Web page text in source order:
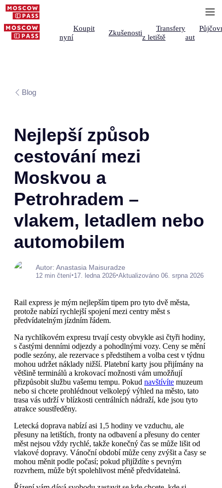
Koupit
nyní
Zkušenosti
Transfery
z letiště
aut
Blog
Nejlepší způsob
cestování mezi
Moskvou a
Petrohradem –
vlakem, letadlem nebo
automobilem
Autor: Anastasia Maisuradze
12 min čtení•17. ledna 2026•Aktualizováno 06. srpna 2026
Rail express je mým nejlepším tipem pro tyto dvě města,
protože nabízí rychlejší spojení mezi centry měst s
předvídatelným jízdním řádem.
Na rychlíkovém expresu trvají cesty obvykle asi čtyři hodiny,
s častými denními odjezdy a pohodlnými vozy. Ceny se mění
podle sezóny, ale rezervace s předstihem a volba cest v týdnu
mohou udržet náklady nižší. Platební karty jsou přijímány na
většině terminálů a krokovací možnosti vám umožňují
přizpůsobit službu vašemu tempu. Pokud navštívíte muzeum
nebo si chcete prohlédnout velkolepý výhled na město, tato
trasa vás udrží v blízkosti centrálních nádraží, kde jsou tyto
atrakce soustředěny.
Letecká doprava nabízí asi 1,5 hodiny ve vzduchu, ale
přesuny na letištích, fronty na odbavení a přesuny do center
měst nejsou vždy rychlé, takže konečný čas se může lišit od
vlakové dopravy. Vánoční období může ceny zvýšit a časy se
mohou měnit podle počasí; pokud přijíždíte s pevným
rozvrhem, může být spolehlivost méně předvídatelná.